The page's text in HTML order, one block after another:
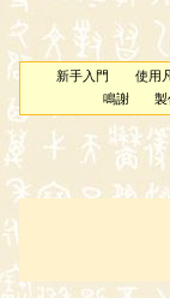
新手入門 使用
鳴謝
製